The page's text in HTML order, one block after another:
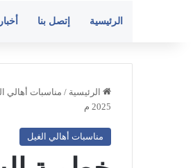
الرئيسية إتصل بنا
الرئيسية / مناسبات أهالي
2025 م
مناسبات أهالي الغيل